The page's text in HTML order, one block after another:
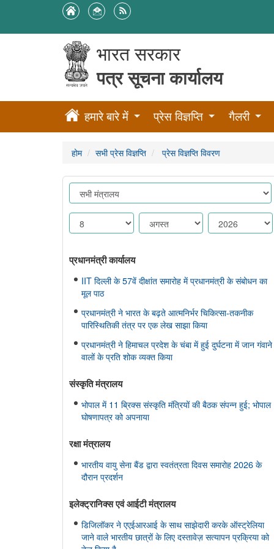
भारत सरकार
पत्र सूचना कार्यालय
हमारे बारे में प्रेस विज्ञप्ति गैलरी
होम सभी प्रेस विज्ञप्ति प्रेस विज्ञप्ति विवरण
प्रधानमंत्री कार्यालय
IIT दिल्ली के 57वें दीक्षांत समारोह में प्रधानमंत्री के संबोधन का
मूल पाठ
प्रधानमंत्री ने भारत के बढ़ते आत्मनिर्भर चिकित्सा-तकनीक
पारिस्थितिकी तंत्र पर एक लेख साझा किया
प्रधानमंत्री ने हिमाचल प्रदेश के चंबा में हुई दुर्घटना में जान गंवाने
वालों के प्रति शोक व्यक्त किया
संस्‍कृति मंत्रालय
भोपाल में 11 ब्रिक्स संस्कृति मंत्रियों की बैठक संपन्न हुई; भोपाल
घोषणापत्र को अपनाया
रक्षा मंत्रालय
भारतीय वायु सेना बैंड द्वारा स्वतंत्रता दिवस समारोह 2026 के
दौरान प्रदर्शन
इलेक्ट्रानिक्स एवं आईटी मंत्रालय
डिजिलॉकर ने एएईआरआई के साथ साझेदारी करके ऑस्ट्रेलिया
जाने वाले भारतीय छात्रों के लिए दस्तावेज़ सत्यापन प्रक्रिया को